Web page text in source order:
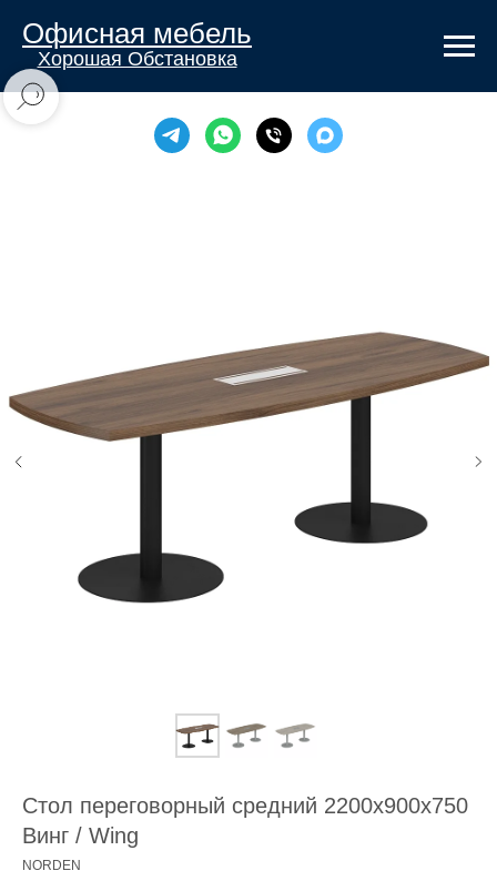
Офисная мебель
Хорошая Обстановка
Стол переговорный средний 2200х900х750
Винг / Wing
NORDEN